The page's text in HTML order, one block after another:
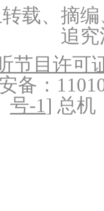
载、摘
追
节目许可
备：
号-1] 总机